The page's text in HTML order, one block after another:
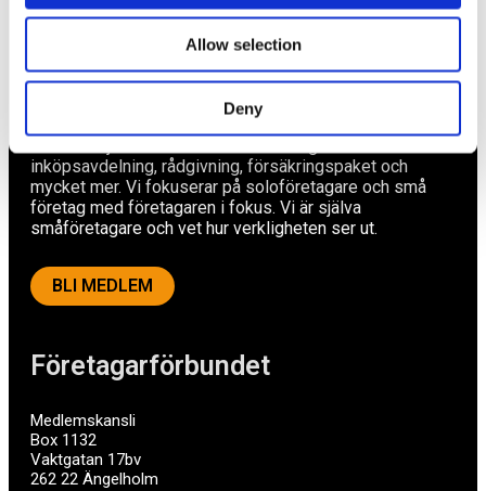
Allow selection
Deny
Företagarförbundet
Medlemskansli
Box 1132
Vaktgatan 17bv
262 22 Ängelholm
Av småföretagare, för småföretagare
inköpsavdelning, rådgivning, försäkringspaket och
mycket mer. Vi fokuserar på soloföretagare och små
företag med företagaren i fokus. Vi är själva
småföretagare och vet hur verkligheten ser ut.
BLI MEDLEM